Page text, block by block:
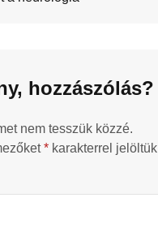
hozzászólás?
nem tesszük közzé.
* karakterrel jelöltük